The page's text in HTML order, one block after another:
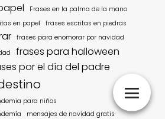
Frases en la palma de la mano
en papel frases escritas en piedras
frases para enomorar por navidad
frases para halloween
por el día del padre
para niños
mensajes de navidad gratis